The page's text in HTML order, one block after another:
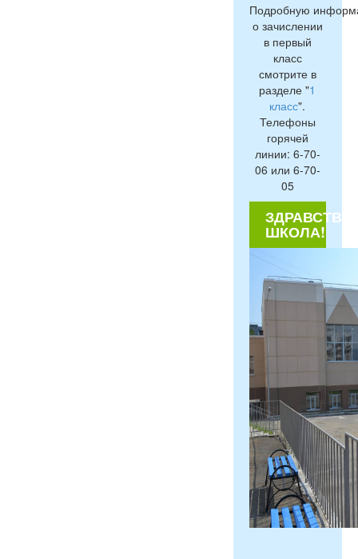
Подробную
о зачислении
в первый
класс
смотрите в
разделе "1
класс".
Телефоны
горячей
линии: 6-70-
06 или 6-70-
05
ШКОЛА!